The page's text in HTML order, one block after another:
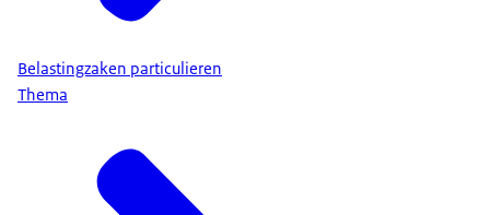
Belastingzaken particulieren
Thema